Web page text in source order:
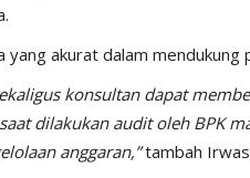
yang akurat dalam mendukung
konsultan dapat
dilakukan audit oleh BPK
anggaran,”tambah